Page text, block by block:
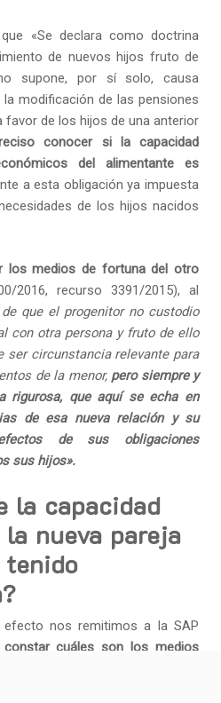
«Se declara como doctrina
de nuevos hijos fruto de
supone, por sí solo, causa
modificación de las pensiones
favor de los hijos de una anterior
conocer si la capacidad
del alimentante es
a esta obligación ya impuesta
de los hijos nacidos
los medios de fortuna del otro
2016, recurso 3391/2015), al
que el progenitor no custodio
con otra persona y fruto de ello
ser circunstancia relevante para
de la menor, pero siempre y
rigurosa, que aquí se echa en
de esa nueva relación y su
de sus obligaciones
sus hijos».
la capacidad
la nueva pareja
tenido
nos remitimos a la SAP
cuáles son los medios